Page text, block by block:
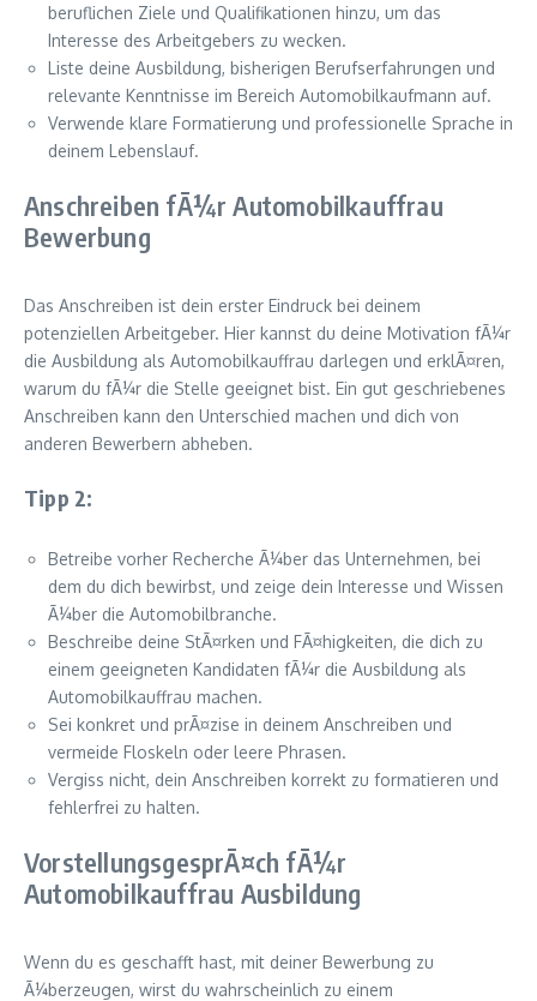
beruflichen Ziele und Qualifikationen hinzu, um das
Interesse des Arbeitgebers zu wecken.
Liste deine Ausbildung, bisherigen Berufserfahrungen und
relevante Kenntnisse im Bereich Automobilkaufmann auf.
Verwende klare Formatierung und professionelle Sprache in
deinem Lebenslauf.
Anschreiben fÃ¼r Automobilkauffrau
Bewerbung
Das Anschreiben ist dein erster Eindruck bei deinem
potenziellen Arbeitgeber. Hier kannst du deine Motivation fÃ¼r
die Ausbildung als Automobilkauffrau darlegen und erklÃ¤ren,
warum du fÃ¼r die Stelle geeignet bist. Ein gut geschriebenes
Anschreiben kann den Unterschied machen und dich von
anderen Bewerbern abheben.
Tipp 2:
Betreibe vorher Recherche Ã¼ber das Unternehmen, bei
dem du dich bewirbst, und zeige dein Interesse und Wissen
Ã¼ber die Automobilbranche.
Beschreibe deine StÃ¤rken und FÃ¤higkeiten, die dich zu
einem geeigneten Kandidaten fÃ¼r die Ausbildung als
Automobilkauffrau machen.
Sei konkret und prÃ¤zise in deinem Anschreiben und
vermeide Floskeln oder leere Phrasen.
Vergiss nicht, dein Anschreiben korrekt zu formatieren und
fehlerfrei zu halten.
VorstellungsgesprÃ¤ch fÃ¼r
Automobilkauffrau Ausbildung
Wenn du es geschafft hast, mit deiner Bewerbung zu
Ã¼berzeugen, wirst du wahrscheinlich zu einem